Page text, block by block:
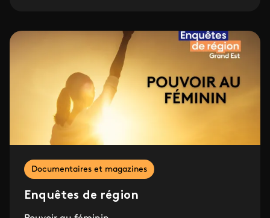
Documentaires et magazines
Enquêtes de région